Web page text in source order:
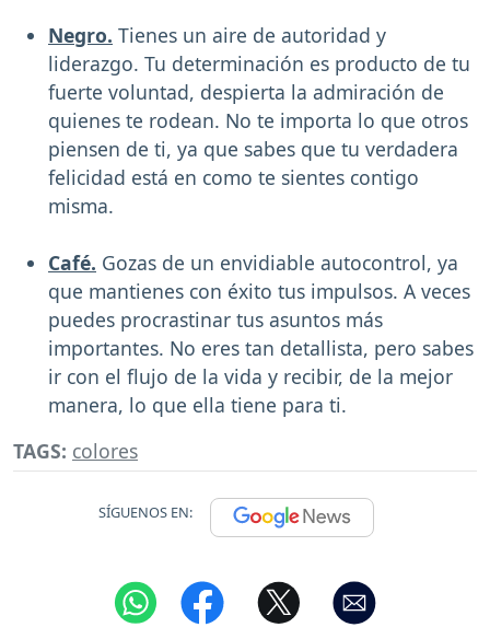
Negro. Tienes un aire de autoridad y
liderazgo. Tu determinación es producto de tu
fuerte voluntad, despierta la admiración de
quienes te rodean. No te importa lo que otros
piensen de ti, ya que sabes que tu verdadera
felicidad está en como te sientes contigo
misma.
Café. Gozas de un envidiable autocontrol, ya
que mantienes con éxito tus impulsos. A veces
puedes procrastinar tus asuntos más
importantes. No eres tan detallista, pero sabes
ir con el flujo de la vida y recibir, de la mejor
manera, lo que ella tiene para ti.
TAGS: colores
SÍGUENOS EN: